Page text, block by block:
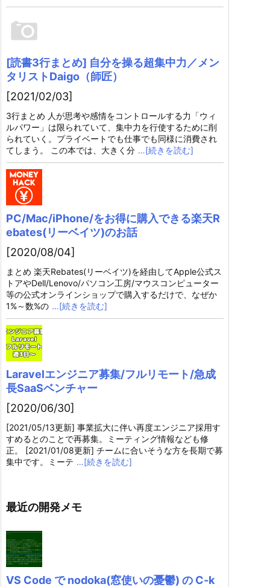
[読書3行まとめ] 自分を操る超集中力／メン
タリストDaigo（師匠）
[2021/02/03]
3行まとめ 人が思考や感情をコントロールする力「ウィ
ルパワー」は限られていて、集中力を行使するために削
られていく。プライベートでも仕事でも同様に消費され
てしまう。 この本では、大きく分 …[続きを読む]
PC/Mac/iPhone/をお得に購入できる楽天R
ebates(リーベイツ)のお話
[2020/08/04]
まとめ 楽天Rebates(リーベイツ)を経由してApple公式ス
トアやDell/Lenovo/パソコン工房/マウスコンピューター
等の公式オンラインショップで購入するだけで、なぜか
1%～数%の …[続きを読む]
Laravelエンジニア募集/フルリモート/急成
長SaaSベンチャー
[2020/06/30]
[2021/05/13更新] 事業拡大に伴い再度エンジニア採用す
すめるとのことで再募集。ミーティング情報なども修
正。 [2021/01/08更新] チームに合いそうな方を長期で募
集中です。ミーテ …[続きを読む]
最近の開発メモ
VS Code で nodoka(窓使いの憂鬱) の C-k